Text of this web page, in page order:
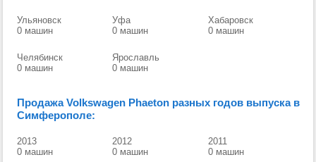
Ульяновск
0 машин
Уфа
0 машин
Хабаровск
0 машин
Челябинск
0 машин
Ярославль
0 машин
Продажа Volkswagen Phaeton разных годов выпуска в
Симферополе:
2013
0 машин
2012
0 машин
2011
0 машин